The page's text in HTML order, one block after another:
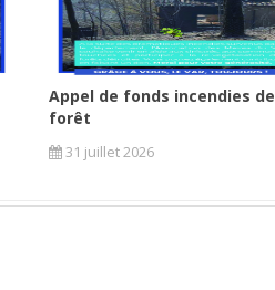
Appel de fonds incendies de
forêt
31 juillet 2026